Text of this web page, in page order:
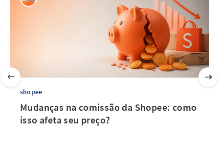
shopee
Mudanças na comissão da Shopee: como
isso afeta seu preço?